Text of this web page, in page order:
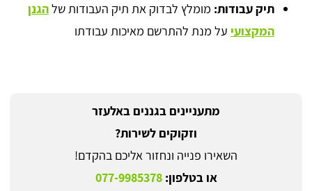
תיק עבודות: מומלץ לבדוק את תיק העבודות שלהגנן
המקצועי על מנת להתרשם מאיכות עבודתו
מתעניינים בגננים באלעזר
וזקוקים לשירות?
השאירו פנייה ונחזור אליכם בהקדם!
או בטלפון:077-9985378